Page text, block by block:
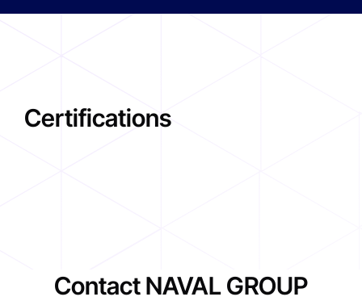
Certifications
Contact NAVAL GROUP